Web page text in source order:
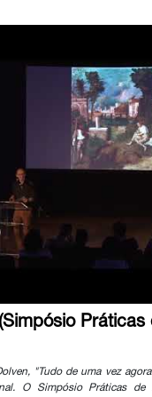
"Tudo de uma vez
O Simpósio Práticas de